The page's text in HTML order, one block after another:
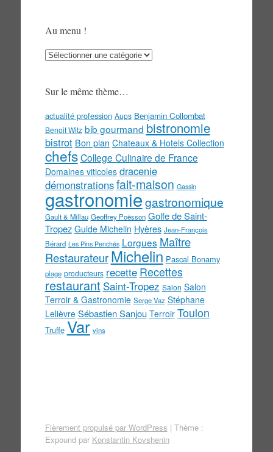
Au menu !
Au
Sur le même thème…
actualité profession Aups Benjamin Collombat
Benoit Witz bib gourmand bistronomie
bistrot Bon plan Chateaux & Hotels Collection
chefs College Culinaire de France
Domaines viticoles dracenie
démonstrationsfait-maison Gassin
gastronomiegastronomique
Gault & Millau Geoffrey Poësson Golfe de Saint-
Tropez Guide Michelin Hyères Jean-François
Bérard Les Pins Penchés Lorgues Maître
Restaurateur Michelin Pascal Bonamy
plage producteurs recette Recettes
restaurant Saint-Tropez Salon Salon
Terroir & Gastronomie Serge Vaz Stéphane
Lelièvre Sébastien Sanjou Terroir Toulon
Truffe Var vins
Fièrement propulsé par WordPress | Thème :
Expound par Konstantin Kovshenin